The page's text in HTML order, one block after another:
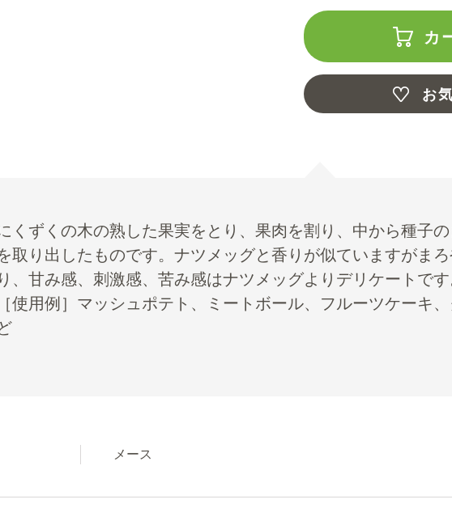
カ
お
くずくの木の熟した果実をとり、果肉を割り、中から種子の
取り出したものです。ナツメッグと香りが似ていますがま
り、甘み感、刺激感、苦み感はナツメッグよりデリケートです
［使用例］マッシュポテト、ミートボール、フルーツケーキ
メース